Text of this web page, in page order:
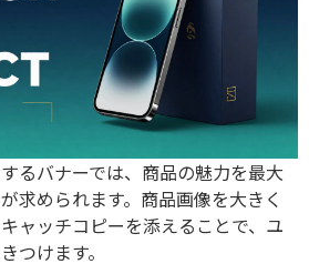
るバナーでは、商品の魅力を最大
求められます。商品画像を大きく
ャッチコピーを添えることで、ユ
つけます。